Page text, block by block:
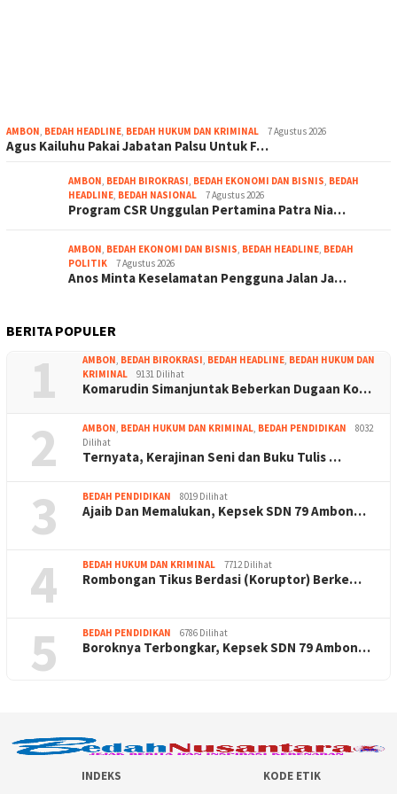
AMBON BEDAH HEADLINE BEDAH HUKUM DAN KRIMINAL 7 Agustus 2026
Agus Kailuhu Pakai Jabatan Palsu Untuk F…
AMBON BEDAH BIROKRASI BEDAH EKONOMI DAN BISNIS BEDAH
HEADLINE BEDAH NASIONAL 7 Agustus 2026
Program CSR Unggulan Pertamina Patra Nia…
AMBON BEDAH EKONOMI DAN BISNIS BEDAH HEADLINE BEDAH
POLITIK
7 Agustus 2026
Anos Minta Keselamatan Pengguna Jalan Ja…
BERITA POPULER
1 AMBON BEDAH BIROKRASI BEDAH HEADLINE BEDAH HUKUM DAN
KRIMINAL
9131 Dilihat
Komarudin Simanjuntak Beberkan Dugaan Ko…
2 AMBON BEDAH HUKUM DAN KRIMINAL BEDAH PENDIDIKAN
8032
Dilihat
Ternyata, Kerajinan Seni dan Buku Tulis …
3 BEDAH PENDIDIKAN 8019 Dilihat
Ajaib Dan Memalukan, Kepsek SDN 79 Ambon…
4 BEDAH HUKUM DAN KRIMINAL 7712 Dilihat
Rombongan Tikus Berdasi (Koruptor) Berke…
5 BEDAH PENDIDIKAN 6786 Dilihat
Boroknya Terbongkar, Kepsek SDN 79 Ambon…
INDEKS KODE ETIK